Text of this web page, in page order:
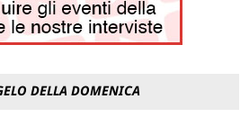
DELLA DOMENICA